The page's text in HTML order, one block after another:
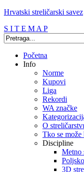
Hrvatski streličarski savez
S I T E M A P
Početna
Info
Norme
Kupovi
Liga
Rekordi
WA značke
O
Tko se može
Discipline
Metno
3D